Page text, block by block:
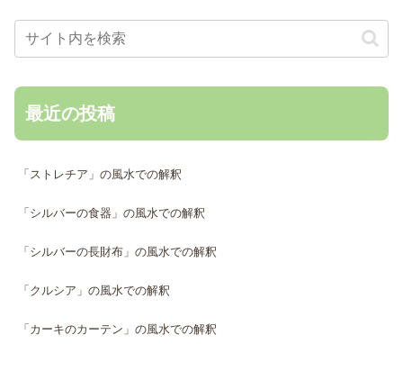
最近の投稿
「ストレチア」の風水での解釈
「シルバーの食器」の風水での解釈
「シルバーの長財布」の風水での解釈
「クルシア」の風水での解釈
「カーキのカーテン」の風水での解釈